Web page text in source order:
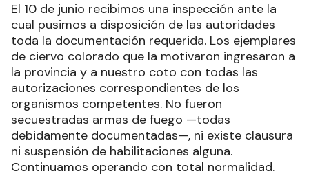
El 10 de junio recibimos una inspección ante la
cual pusimos a disposición de las autoridades
toda la documentación requerida. Los ejemplares
de ciervo colorado que la motivaron ingresaron a
la provincia y a nuestro coto con todas las
autorizaciones correspondientes de los
organismos competentes. No fueron
secuestradas armas de fuego —todas
debidamente documentadas—, ni existe clausura
ni suspensión de habilitaciones alguna.
Continuamos operando con total normalidad.